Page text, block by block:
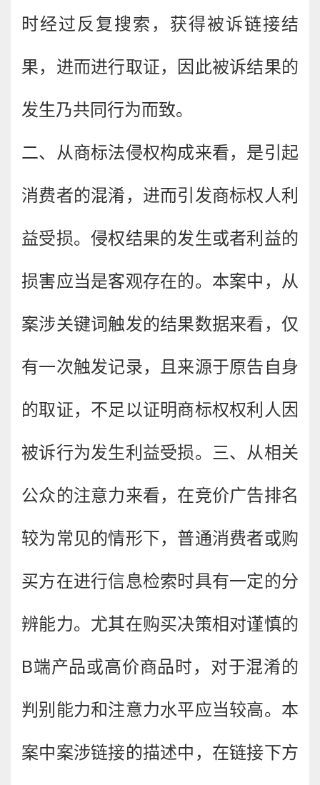
时经过反复搜索，获得被诉链接结
果，进而进行取证，因此被诉结果的
发生乃共同行为而致。
二、从商标法侵权构成来看，是引起
消费者的混淆，进而引发商标权人利
益受损。侵权结果的发生或者利益的
损害应当是客观存在的。本案中，从
案涉关键词触发的结果数据来看，仅
有一次触发记录，且来源于原告自身
的取证，不足以证明商标权权利人因
被诉行为发生利益受损。三、从相关
公众的注意力来看，在竞价广告排名
较为常见的情形下，普通消费者或购
买方在进行信息检索时具有一定的分
辨能力。尤其在购买决策相对谨慎的
B端产品或高价商品时，对于混淆的
判别能力和注意力水平应当较高。本
案中案涉链接的描述中，在链接下方